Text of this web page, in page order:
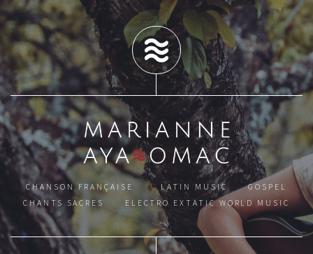
CHANSON FRANÇAISE LATIN MUSIC GOSPEL
CHANTS SACRES ELECTRO EXTATIC WORLD MUSIC